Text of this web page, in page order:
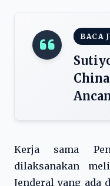
BACA
Kerja sama
dilaksanakan
Jenderal yang ada